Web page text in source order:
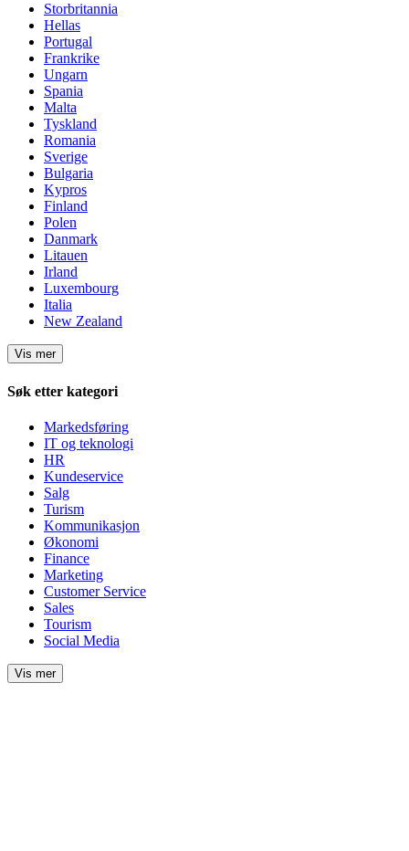
Storbritannia
Hellas
Portugal
Frankrike
Ungarn
Spania
Malta
Tyskland
Romania
Sverige
Bulgaria
Kypros
Finland
Polen
Danmark
Litauen
Irland
Luxembourg
Italia
New Zealand
Vis mer
Søk etter kategori
Markedsføring
IT og teknologi
HR
Kundeservice
Salg
Turism
Kommunikasjon
Økonomi
Finance
Marketing
Customer Service
Sales
Tourism
Social Media
Vis mer